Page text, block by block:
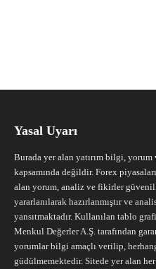
Yasal Uyarı
Burada yer alan yatırım bilgi, yorum
kapsamında değildir. Forex
alan yorum, analiz ve fikirler
yararlanılarak hazırlanmıştır ve
yansıtmaktadır. Kullanılan tablo
Menkul Değerler A.Ş. tarafından
yorumlar bilgi amaçlı verilip,
güdülmemektedir. Sitede yer alan